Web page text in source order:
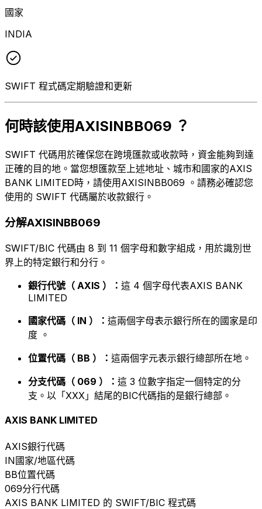
國家
INDIA
SWIFT 程式碼定期驗證和更新
何時該使用AXISINBB069 ？
SWIFT 代碼用於確保您在跨境匯款或收款時，資金能夠到達
正確的目的地。當您想匯款至上述地址、城市和國家的AXIS
BANK LIMITED時，請使用AXISINBB069 。請務必確認您
使用的 SWIFT 代碼屬於收款銀行。
分解AXISINBB069
SWIFT/BIC 代碼由 8 到 11 個字母和數字組成，用於識別世
界上的特定銀行和分行。
銀行代號（ AXIS ）： 這 4 個字母代表AXIS BANK
LIMITED
國家代碼（ IN ）： 這兩個字母表示銀行所在的國家是印
度 。
位置代碼（ BB ）： 這兩個字元表示銀行總部所在地。
分支代碼（ 069 ）： 這 3 位數字指定一個特定的分
支。以「XXX」結尾的BIC代碼指的是銀行總部。
AXIS BANK LIMITED
AXIS銀行代碼
IN國家/地區代碼
BB位置代碼
069分行代碼
AXIS BANK LIMITED 的 SWIFT/BIC 程式碼